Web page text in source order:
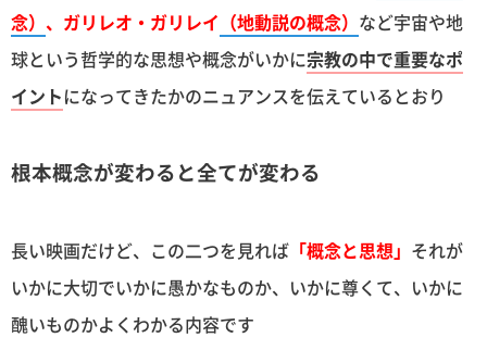
念） 、ガリレオ・ガリレイ （地動説の概念） など宇宙や地
球という哲学的な思想や概念がいかに宗教の中で重要なポ
イントになってきたかのニュアンスを伝えているとおり
根本概念が変わると全てが変わる
長い映画だけど、この二つを見れば 「概念と思想」 それが
いかに大切でいかに愚かなものか、いかに尊くて、いかに
醜いものかよくわかる内容です